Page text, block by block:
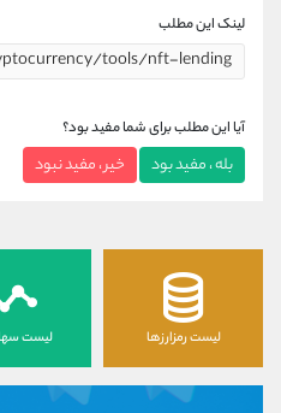
لینک این مطلب
آیا این مطلب برای شما مفید بود؟
بله ، مفید بود خیر ، مفید نبود
لیست رمزارزها لیست